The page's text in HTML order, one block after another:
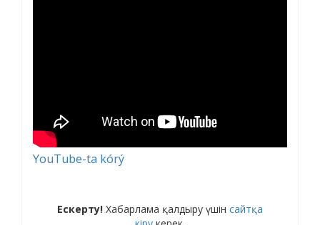
YouTube-ta kórý
Ескерту! Хабарлама қалдыру үшін сайтқа